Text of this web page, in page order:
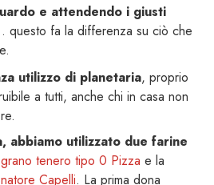
e attendendo i giusti
questo fa la differenza su ciò che
utilizzo di planetaria, proprio
a tutti, anche chi in casa non
abbiamo utilizzato due farine
tenero tipo 0 Pizza e la
Capelli. La prima dona